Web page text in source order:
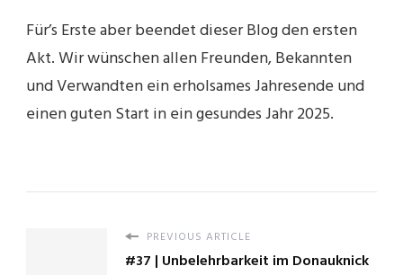
Für’s Erste aber beendet dieser Blog den ersten
Akt. Wir wünschen allen Freunden, Bekannten
und Verwandten ein erholsames Jahresende und
einen guten Start in ein gesundes Jahr 2025.
PREVIOUS ARTICLE
#37 | Unbelehrbarkeit im Donauknick